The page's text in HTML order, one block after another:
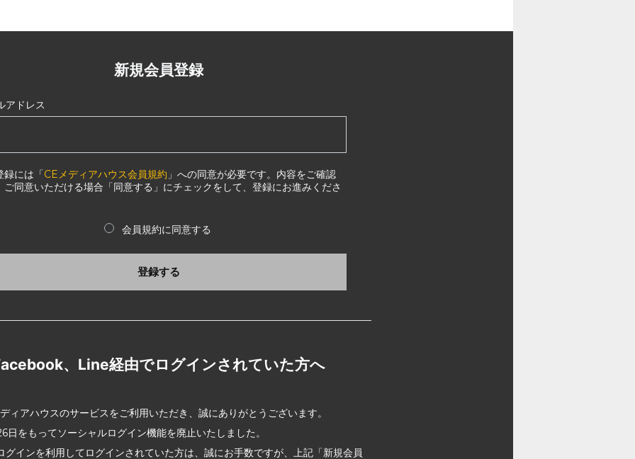
新規会員登録
アドレス
録には「CEメディアハウス会員規約 」への同意が必要です。内容をご確認
ご同意いただける場合「同意する」にチェックをして、登録にお進みくださ
会員規約に同意する
登録する
、Line経由でログインされていた方へ
ィアハウスのサービスをご利用いただき、誠にありがとうございます。
日をもってソーシャルログイン機能を廃止いたしました。
グインを利用してログインされていた方は、誠にお手数ですが、上記「新規会員